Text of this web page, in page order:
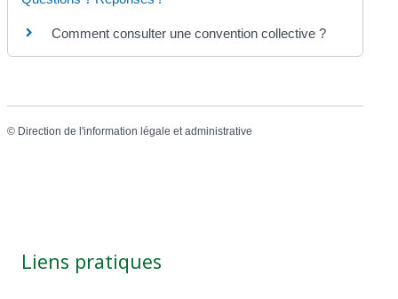
Comment consulter une convention collective ?
© Direction de l'information légale et administrative
Liens pratiques